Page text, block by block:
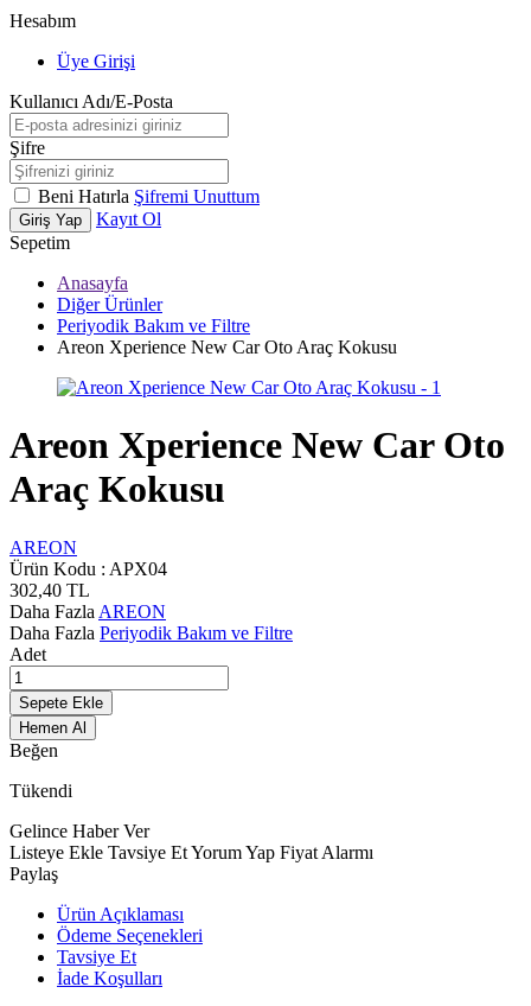
Hesabım
Üye Girişi
Kullanıcı Adı/E-Posta
Şifre
Beni Hatırla Şifremi Unuttum
Giriş Yap
Kayıt Ol
Sepetim
Anasayfa
Diğer Ürünler
Periyodik Bakım ve Filtre
Areon Xperience New Car Oto Araç Kokusu
Areon Xperience New Car Oto
Araç Kokusu
AREON
Ürün Kodu : APX04
302,40 TL
Daha Fazla AREON
Daha Fazla Periyodik Bakım ve Filtre
Adet
Sepete Ekle
Hemen Al
Beğen
Tükendi
Gelince Haber Ver
Listeye Ekle Tavsiye EtYorum Yap Fiyat Alarmı
Paylaş
Ürün Açıklaması
Ödeme Seçenekleri
Tavsiye Et
İade Koşulları